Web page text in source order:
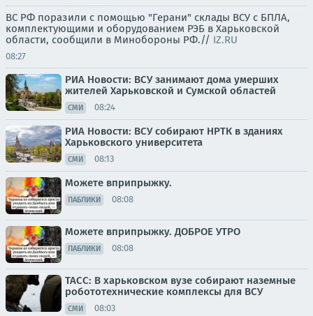
ВС РФ поразили с помощью "Герани" склады ВСУ с БПЛА,
комплектующими и оборудованием РЭБ в Харьковской
области, сообщили в Минобороны РФ.// IZ.RU
08:27
РИА Новости: ВСУ занимают дома умерших
жителей Харьковской и Сумской областей
СМИ 08:24
РИА Новости: ВСУ собирают НРТК в зданиях
Харьковского университета
СМИ 08:13
Можете вприпрыжку.
ПАБЛИКИ 08:08
Можете вприпрыжку. ДОБРОЕ УТРО
ПАБЛИКИ 08:08
ТАСС: В харьковском вузе собирают наземные
робототехнические комплексы для ВСУ
СМИ 08:03